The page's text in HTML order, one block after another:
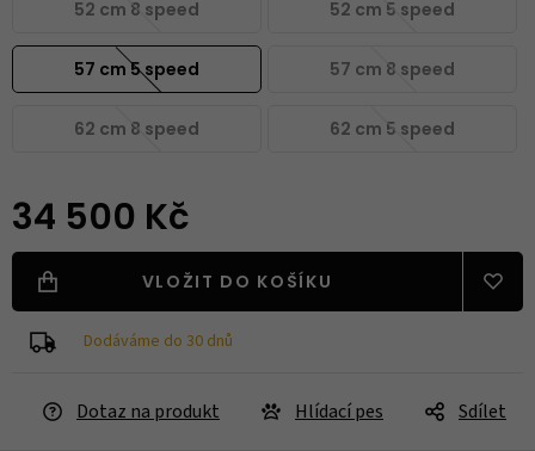
52 cm 8 speed 52 cm 5 speed
57 cm 5 speed 57 cm 8 speed
62 cm 8 speed 62 cm 5 speed
34 500 Kč
VLOŽIT DO KOŠÍKU
Dodáváme do 30 dnů
Dotaz na produkt Hlídací pes Sdílet